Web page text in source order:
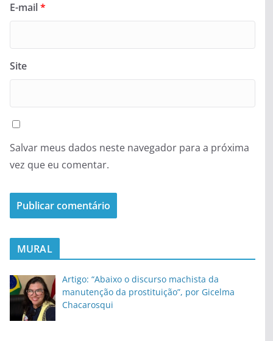
E-mail*
Site
Salvar meus dados neste navegador para a próxima
vez que eu comentar.
MURAL
Artigo: “Abaixo o discurso machista da
manutenção da prostituição”, por Gicelma
Chacarosqui